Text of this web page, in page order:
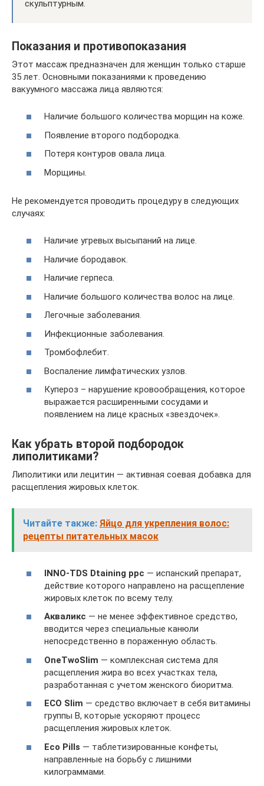
скульптурным.
Показания и противопоказания
Этот массаж предназначен для женщин только старше
35 лет. Основными показаниями к проведению
вакуумного массажа лица являются:
Наличие большого количества морщин на коже.
Появление второго подбородка.
Потеря контуров овала лица.
Морщины.
Не рекомендуется проводить процедуру в следующих
случаях:
Наличие угревых высыпаний на лице.
Наличие бородавок.
Наличие герпеса.
Наличие большого количества волос на лице.
Легочные заболевания.
Инфекционные заболевания.
Тромбофлебит.
Воспаление лимфатических узлов.
Купероз – нарушение кровообращения, которое
выражается расширенными сосудами и
появлением на лице красных «звездочек».
Как убрать второй подбородок
липолитиками?
Липолитики или лецитин — активная соевая добавка для
расщепления жировых клеток.
Читайте также: Яйцо для укрепления волос:
рецепты питательных масок
INNO-TDS Dtaining ppc — испанский препарат,
действие которого направлено на расщепление
жировых клеток по всему телу.
Акваликс — не менее эффективное средство,
вводится через специальные канюли
непосредственно в пораженную область.
OneTwoSlim — комплексная система для
расщепления жира во всех участках тела,
разработанная с учетом женского биоритма.
ECO Slim — средство включает в себя витамины
группы B, которые ускоряют процесс
расщепления жировых клеток.
Eco Pills — таблетизированные конфеты,
направленные на борьбу с лишними
килограммами.